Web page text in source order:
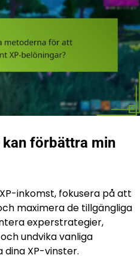
förbättra min
inkomst, fokusera på att
maximera de tillgängliga
experstrategier,
undvika vanliga
XP-vinster.